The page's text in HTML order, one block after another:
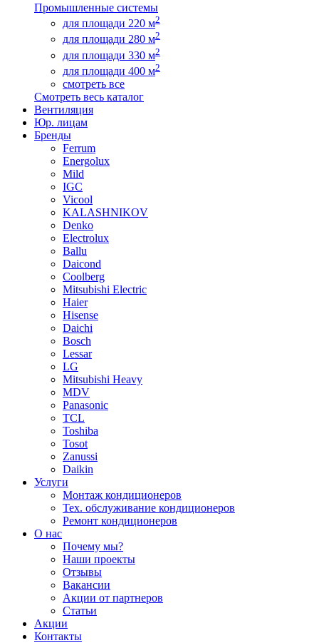
Промышленные системы
для площади 220 м2
для площади 280 м2
для площади 330 м2
для площади 400 м2
смотреть все
Смотреть весь каталог
Вентиляция
Юр. лицам
Бренды
Ferrum
Energolux
Mild
IGC
Vicool
KALASHNIKOV
Denko
Electrolux
Ballu
Daicond
Coolberg
Mitsubishi Electric
Haier
Hisense
Daichi
Bosch
Lessar
LG
Mitsubishi Heavy
MDV
Panasonic
TCL
Toshiba
Tosot
Zanussi
Daikin
Услуги
Монтаж кондиционеров
Тех. обслуживание кондиционеров
Ремонт кондиционеров
О нас
Почему мы?
Наши проекты
Отзывы
Вакансии
Акции от партнеров
Статьи
Акции
Контакты